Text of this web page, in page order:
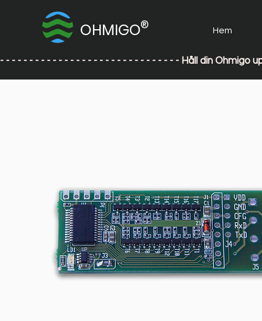
OHMIGO® Hem
- - - - - - - - - - - - - - - - - - - - - - - - - - - - - - - Håll din